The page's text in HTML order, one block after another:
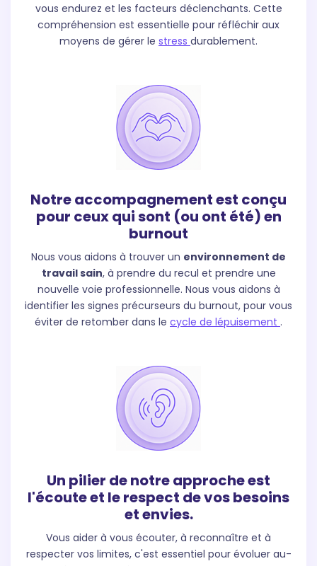
vous endurez et les facteurs déclenchants. Cette
compréhension est essentielle pour réfléchir aux
moyens de gérer le stress durablement.
Notre accompagnement est conçu
pour ceux qui sont (ou ont été) en
burnout
Nous vous aidons à trouver un environnement de
travail sain, à prendre du recul et prendre une
nouvelle voie professionnelle. Nous vous aidons à
identifier les signes précurseurs du burnout, pour vous
éviter de retomber dans le cycle de lépuisement .
Un pilier de notre approche est
l'écoute et le respect de vos besoins
et envies.
Vous aider à vous écouter, à reconnaître et à
respecter vos limites, c'est essentiel pour évoluer au-